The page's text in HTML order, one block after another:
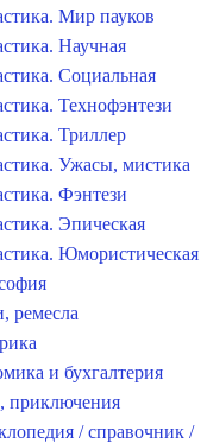
Мир пауков
Научная
Социальная
Технофэнтези
Триллер
Ужасы, мистика
Фэнтези
Эпическая
Юмористическая
ремесла
и бухгалтерия
приключения
/ справочник /